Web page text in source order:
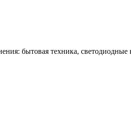
бытовая техника, светодиодные